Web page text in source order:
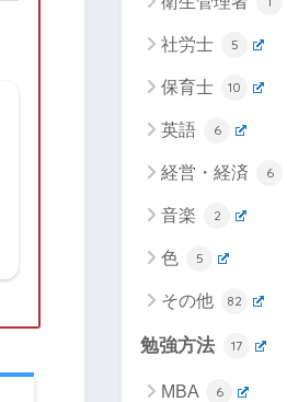
社労士 5
保育士 10
英語 6
経営・経済 6
音楽 2
色 5
その他 82
勉強方法 17
MBA 6